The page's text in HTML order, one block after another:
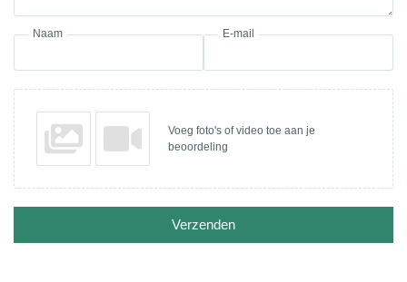
Naam E-mail
Voeg foto's of video toe aan je
beoordeling
Verzenden